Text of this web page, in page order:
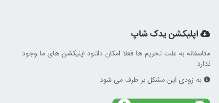
اپلیکشن یدک شاپ
متاسفانه به علت تحریم ها فعلا امکان دانلود اپلیکشن های ما وجود
ندارد
به زودی این مشکل بر طرف می شود